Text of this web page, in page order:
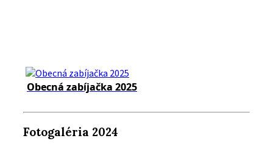
Obecná zabíjačka 2025
Fotogaléria 2024